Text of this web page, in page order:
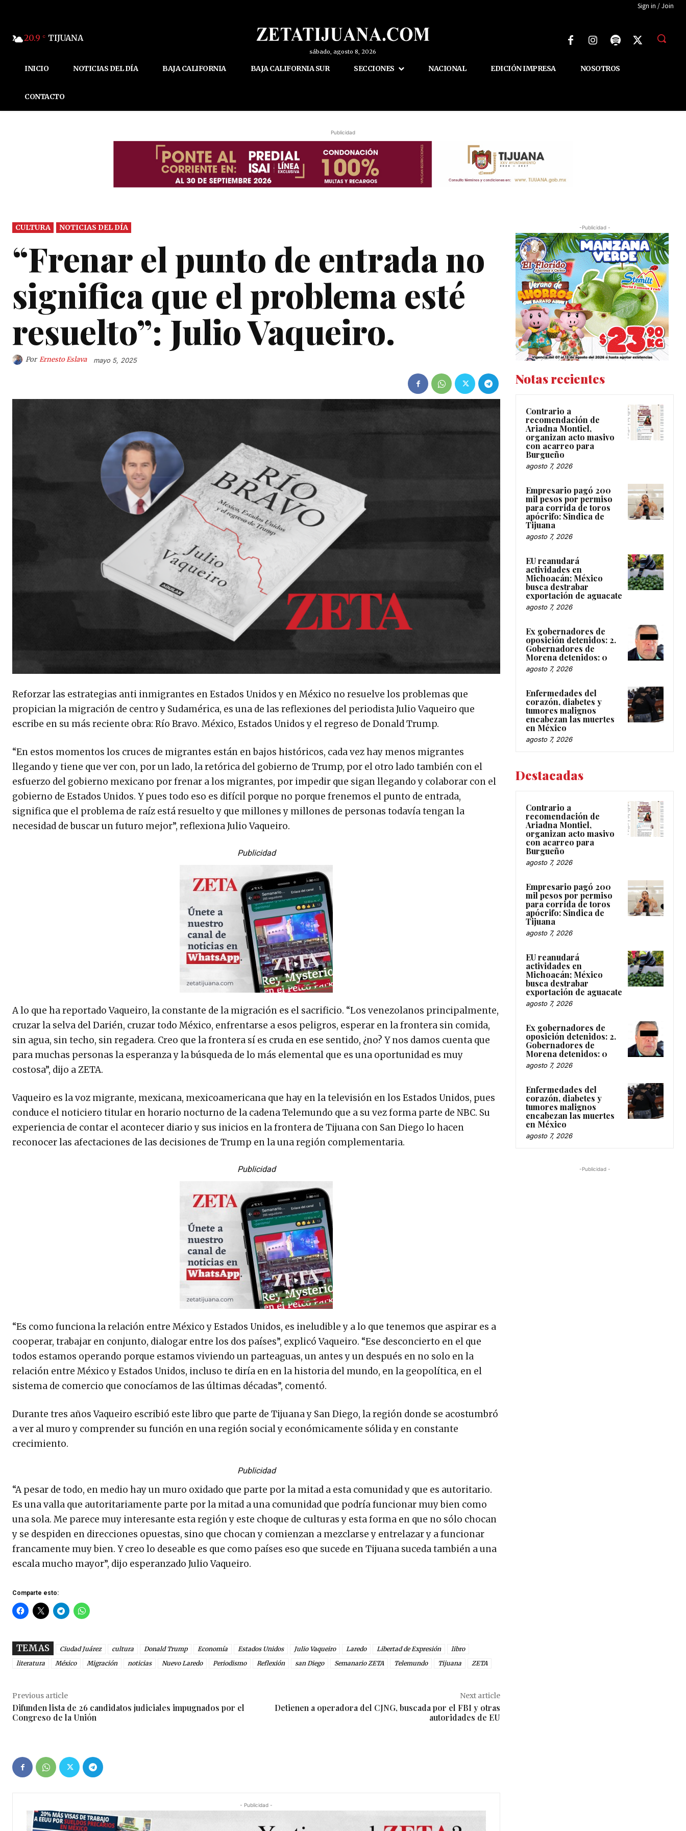
Sign in / Join
20.9 C TIJUANA
sábado, agosto 8, 2026
INICIO NOTICIAS DEL DÍA BAJA CALIFORNIA BAJA CALIFORNIA SUR SECCIONES NACIONAL EDICIÓN IMPRESA NOSOTROS
CONTACTO
Publicidad
CULTURA NOTICIAS DEL DÍA
“Frenar el punto de entrada no
significa que el problema esté
resuelto”: Julio Vaqueiro.
Por Ernesto Eslava mayo 5, 2025
Reforzar las estrategias anti inmigrantes en Estados Unidos y en México no resuelve los problemas que
propician la migración de centro y Sudamérica, es una de las reflexiones del periodista Julio Vaqueiro que
escribe en su más reciente obra: Río Bravo. México, Estados Unidos y el regreso de Donald Trump.
“En estos momentos los cruces de migrantes están en bajos históricos, cada vez hay menos migrantes
llegando y tiene que ver con, por un lado, la retórica del gobierno de Trump, por el otro lado también con el
esfuerzo del gobierno mexicano por frenar a los migrantes, por impedir que sigan llegando y colaborar con el
gobierno de Estados Unidos. Y pues todo eso es difícil porque no porque frenemos el punto de entrada,
significa que el problema de raíz está resuelto y que millones y millones de personas todavía tengan la
necesidad de buscar un futuro mejor”, reflexiona Julio Vaqueiro.
Publicidad
A lo que ha reportado Vaqueiro, la constante de la migración es el sacrificio. “Los venezolanos principalmente,
cruzar la selva del Darién, cruzar todo México, enfrentarse a esos peligros, esperar en la frontera sin comida,
sin agua, sin techo, sin regadera. Creo que la frontera sí es cruda en ese sentido, ¿no? Y nos damos cuenta que
para muchas personas la esperanza y la búsqueda de lo más elemental que es una oportunidad es muy
costosa”, dijo a ZETA.
Vaqueiro es la voz migrante, mexicana, mexicoamericana que hay en la televisión en los Estados Unidos, pues
conduce el noticiero titular en horario nocturno de la cadena Telemundo que a su vez forma parte de NBC. Su
experiencia de contar el acontecer diario y sus inicios en la frontera de Tijuana con San Diego lo hacen
reconocer las afectaciones de las decisiones de Trump en la una región complementaria.
Publicidad
“Es como funciona la relación entre México y Estados Unidos, es ineludible y a lo que tenemos que aspirar es a
cooperar, trabajar en conjunto, dialogar entre los dos países”, explicó Vaqueiro. “Ese desconcierto en el que
todos estamos operando porque estamos viviendo un parteaguas, un antes y un después en no solo en la
relación entre México y Estados Unidos, incluso te diría en en la historia del mundo, en la geopolítica, en el
sistema de comercio que conocíamos de las últimas décadas”, comentó.
Durante tres años Vaqueiro escribió este libro que parte de Tijuana y San Diego, la región donde se acostumbró
a ver al muro y comprender su función en una región social y económicamente sólida y en constante
crecimiento.
Publicidad
“A pesar de todo, en medio hay un muro oxidado que parte por la mitad a esta comunidad y que es autoritario.
Es una valla que autoritariamente parte por la mitad a una comunidad que podría funcionar muy bien como
una sola. Me parece muy interesante esta región y este choque de culturas y esta forma en que no sólo chocan
y se despiden en direcciones opuestas, sino que chocan y comienzan a mezclarse y entrelazar y a funcionar
francamente muy bien. Y creo lo deseable es que como países eso que sucede en Tijuana suceda también a una
escala mucho mayor”, dijo esperanzado Julio Vaqueiro.
Comparte esto:
TEMAS Ciudad Juárez cultura Donald Trump Economía Estados Unidos Julio Vaqueiro Laredo Libertad de Expresión
libro
literatura
México Migración noticias Nuevo Laredo Periodismo Reflexión san Diego Semanario ZETA Telemundo Tijuana ZETA
Previous article
Difunden lista de 26 candidatos judiciales impugnados por el
Congreso de la Unión
Next article
Detienen a operadora del CJNG, buscada por el FBI y otras
autoridades de EU
- Publicidad -
-Publicidad -
Notas recientes
Contrario a
recomendación de
Ariadna Montiel,
organizan acto masivo
con acarreo para
Burgueño
agosto 7, 2026
Empresario pagó 200
mil pesos por permiso
para corrida de toros
apócrifo: Sindica de
Tijuana
agosto 7, 2026
EU reanudará
actividades en
Michoacán; México
busca destrabar
exportación de aguacate
agosto 7, 2026
Ex gobernadores de
oposición detenidos: 2.
Gobernadores de
Morena detenidos: 0
agosto 7, 2026
Enfermedades del
corazón, diabetes y
tumores malignos
encabezan las muertes
en México
agosto 7, 2026
Destacadas
Contrario a
recomendación de
Ariadna Montiel,
organizan acto masivo
con acarreo para
Burgueño
agosto 7, 2026
Empresario pagó 200
mil pesos por permiso
para corrida de toros
apócrifo: Sindica de
Tijuana
agosto 7, 2026
EU reanudará
actividades en
Michoacán; México
busca destrabar
exportación de aguacate
agosto 7, 2026
Ex gobernadores de
oposición detenidos: 2.
Gobernadores de
Morena detenidos: 0
agosto 7, 2026
Enfermedades del
corazón, diabetes y
tumores malignos
encabezan las muertes
en México
agosto 7, 2026
-Publicidad -